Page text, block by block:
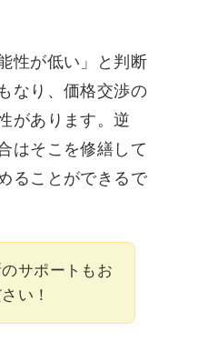
性が低い」と判断
なり、価格交渉の
があります。逆
はそこを修繕して
ることができるで
サポートもお
い！